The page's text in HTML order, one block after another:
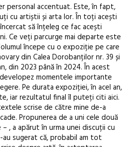
personal accentuat. Este, în fapt,
cu artiștii și arta lor. În toți acești
să înțeleg ce fac acești
Ce veți parcurge mai departe este
începe cu o expoziție pe care
din Calea Dorobanților nr. 39 și
din 2023 până în 2024. În acest
momentele importante
Pe durata expoziției, în acel an,
iar rezultatul final îl puteți citi aici.
scrise de către mine de-a
Propunerea de a uni cele două
, a apărut în urma unei discuții cu
au sugerat că, probabil am tot